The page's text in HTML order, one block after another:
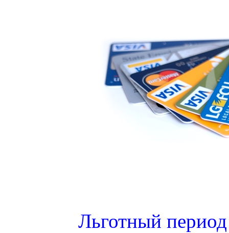
Льготный